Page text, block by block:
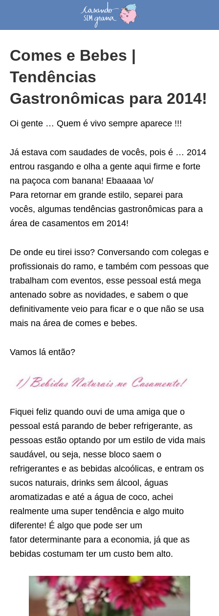
Comes e Bebes |
Tendências
Gastronômicas para 2014!
Oi gente … Quem é vivo sempre aparece !!!
Já estava com saudades de vocês, pois é … 2014
entrou rasgando e olha a gente aqui firme e forte
na paçoca com banana! Ebaaaaa \o/
Para retornar em grande estilo, separei para
vocês, algumas tendências gastronômicas para a
área de casamentos em 2014!
De onde eu tirei isso? Conversando com colegas e
profissionais do ramo, e também com pessoas que
trabalham com eventos, esse pessoal está mega
antenado sobre as novidades, e sabem o que
definitivamente veio para ficar e o que não se usa
mais na área de comes e bebes.
Vamos lá então?
Fiquei feliz quando ouvi de uma amiga que o
pessoal está parando de beber refrigerante, as
pessoas estão optando por um estilo de vida mais
saudável, ou seja, nesse bloco saem o
refrigerantes e as bebidas alcoólicas, e entram os
sucos naturais, drinks sem álcool, águas
aromatizadas e até a água de coco, achei
realmente uma super tendência e algo muito
diferente! É algo que pode ser um
fator determinante para a economia, já que as
bebidas costumam ter um custo bem alto.